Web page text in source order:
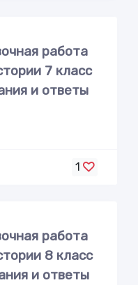
работа
7 класс
и ответы
1
работа
8 класс
и ответы